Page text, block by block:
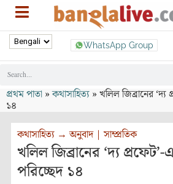
WhatsApp Group
প্রথম পাতা »কথাসাহিত্য »খলিল জিব্রানের
১৪
কথাসাহিত্য →অনুবাদ|সাম্প্রতিক
খলিল জিব্রানের ‘দ্য
পরিচ্ছেদ ১৪